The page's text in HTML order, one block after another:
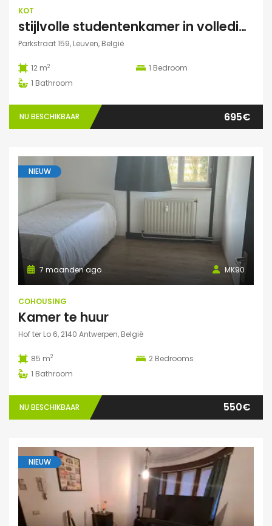
KOT
stijlvolle studentenkamer in volledig gerenoveerd studentenhuis
Parkstraat 159, Leuven, België
12 m2 1 Bedroom
1 Bathroom
NU BESCHIKBAAR 695€
NIEUW
MK90
7 maanden ago
COHOUSING
Kamer te huur
Hof ter Lo 6, 2140 Antwerpen, België
85 m2 2 Bedrooms
1 Bathroom
NU BESCHIKBAAR 550€
NIEUW